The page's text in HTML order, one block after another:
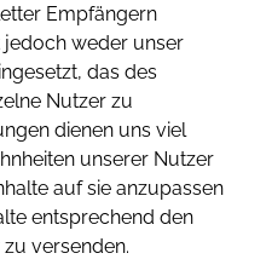
Empfängern
jedoch weder unser
das des
Nutzer zu
dienen uns viel
unserer Nutzer
auf sie anzupassen
entsprechend den
versenden.